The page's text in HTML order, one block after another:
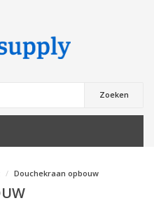
Zoeken
Douchekraan opbouw